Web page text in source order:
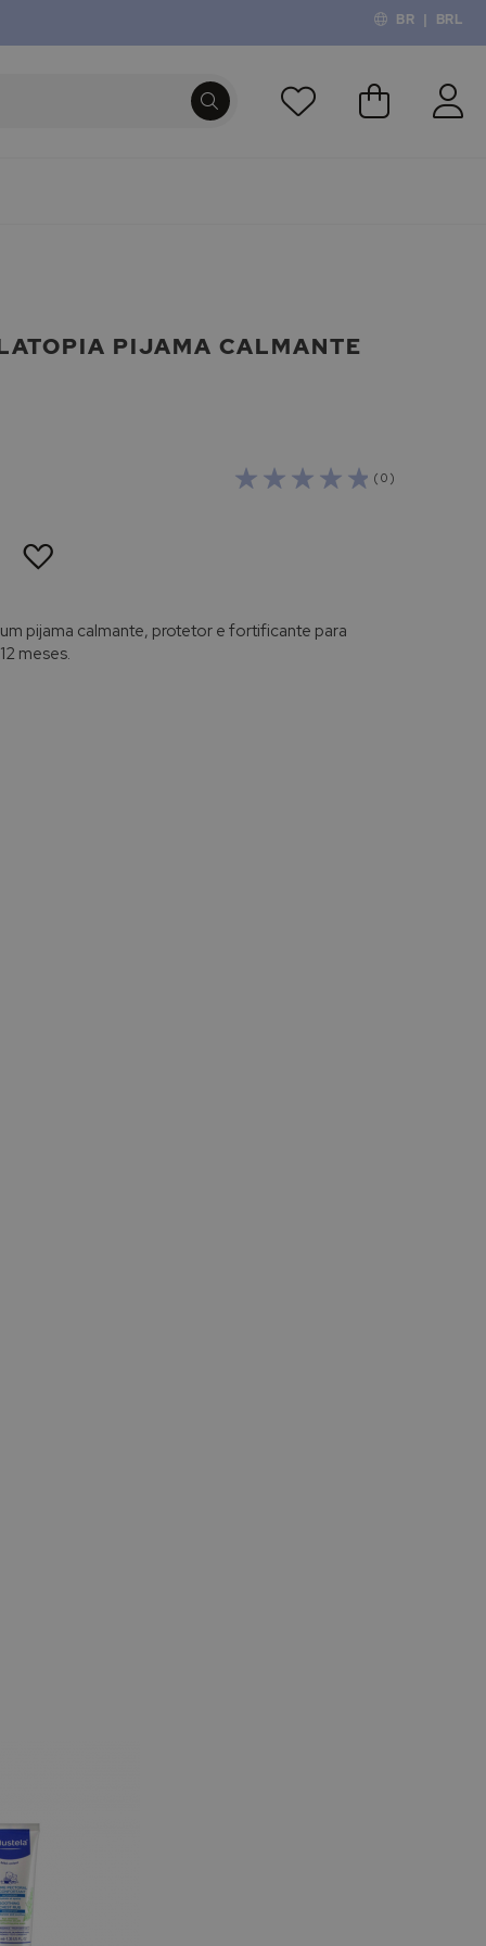
BR | BRL
O Meu
PIJAMA CALMANTE
( 0 )
LISTA
pijama calmante, protetor e fortificante para
meses.